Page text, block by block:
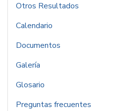
Otros Resultados
Calendario
Documentos
Galería
Glosario
Preguntas frecuentes